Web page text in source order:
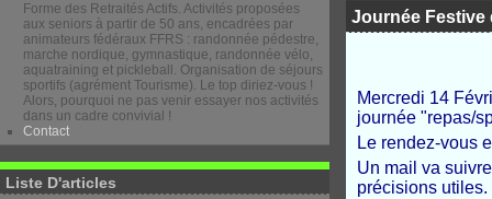
Forme des Retraités Actifs. Activités proposées
aux seniors à partir de 50 ans, encadrées par
animateurs fédéraux FFRS : randonnée pédestre,
marche nordique, gymnastique, randonnée vélo,
aquatraining et pickleball. Organisation de séjours
sportifs (agrément Tourisme). Le top diriez-vous !
Alors, pourquoi ne pas venir essayer nos activités
dans un cadre convivial !
Contact
Liste D'articles
Journée Festive
Mercredi 14
journée "repas/
Le rendez-vous
Un mail va
précisions utiles.